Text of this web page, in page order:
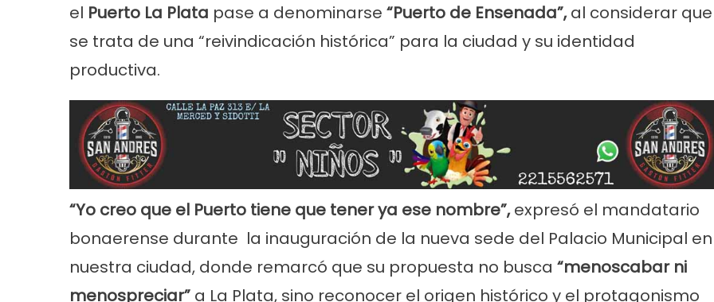
el Puerto La Plata pase a denominarse “Puerto de Ensenada”, al considerar que
se trata de una “reivindicación histórica” para la ciudad y su identidad
productiva.
“Yo creo que el Puerto tiene que tener ya ese nombre”, expresó el mandatario
bonaerense durante la inauguración de la nueva sede del Palacio Municipal en
nuestra ciudad, donde remarcó que su propuesta no busca “menoscabar ni
menospreciar” a La Plata, sino reconocer el origen histórico y el protagonismo
Noticias Principal Servicios
Trabajos en la red de agua en Villa
Noticias Servicios
Turnos de Farmacias de Agosto
2026 en Ensenada
Empresas Noticias Servicios
Por mejoras en el servicio
agua de 11 a 15